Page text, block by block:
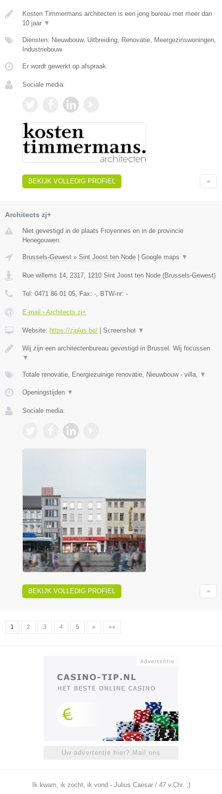
Kosten Timmermans architecten is een jong bureau met meer dan
10 jaar ▼
Diensten: Nieuwbouw, Uitbreiding, Renovatie, Meergezinswoningen,
Industriebouw
Er wordt gewerkt op afspraak.
Sociale media:
BEKIJK VOLLEDIG PROFIEL
Architects zj+
Niet gevestigd in de plaats Froyennes en in de provincie
Henegouwen.
Brussels-Gewest » Sint Joost ten Node Google maps ▼
Rue willems 14, 2317, 1210 Sint Joost ten Node (Brussels-Gewest)
Tel: 0471 86 01 05, Fax: -, BTW-nr: -
E-mail › Architects zj+
Website: https://zjplus.be/ Screenshot ▼
Wij zijn een architectenbureau gevestigd in Brussel. Wij focussen
▼
Totale renovatie, Energiezuinige renovatie, Nieuwbouw - villa, ▼
Openingstijden ▼
Sociale media:
BEKIJK VOLLEDIG PROFIEL
1 2 3 4 5 » »»
Uw advertentie hier? Mail ons
Ik kwam, ik zocht, ik vond - Julius Caesar / 47 v.Chr. ;)